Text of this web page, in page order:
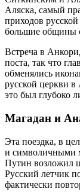
Аляска, самый
приходов
большие общины
Встреча в
поста, так что
обменялись
русской церкви
это был глубоко
Магадан и
Эта поездка, в
и символичными
Путин возложил
Русский летчик
фактически